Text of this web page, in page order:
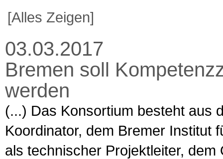
[Alles Zeigen]
03.03.2017
Bremen soll
werden
(...) Das Konsortium besteht aus
Koordinator, dem Bremer Institut
als technischer Projektleiter,